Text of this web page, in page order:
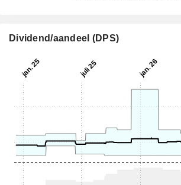
Dividend/aandeel (DPS)